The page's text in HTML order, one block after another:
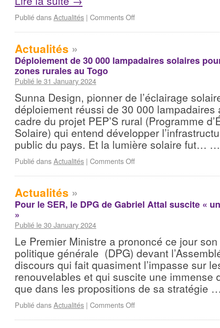
Publié dansActualités | Comments Off
Actualités »
Déploiement de 30 000 lampadaires solaires
zones rurales au Togo
Publié le 31 January 2024
Sunna Design, pionner de l’éclairage
déploiement réussi de 30 000 lampadaires
cadre du projet PEP’S rural (Programme
Solaire) qui entend développer
public du pays. Et la lumière solaire fut…
Publié dansActualités | Comments Off
Actualités »
Pour le SER, le DPG de Gabriel Attal suscite «
»
Publié le 30 January 2024
Le Premier Ministre a prononcé ce jour
politique générale (DPG) devant
discours qui fait quasiment l’impasse sur
renouvelables et qui suscite une immense
que dans les propositions de sa stratégie
Publié dansActualités | Comments Off